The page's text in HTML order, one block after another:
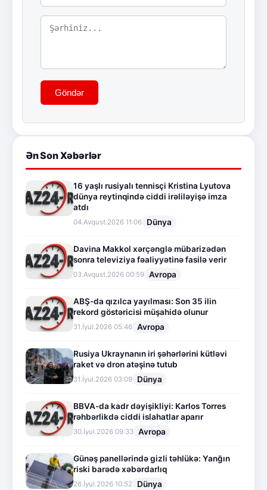
Göndər
Ən Son Xəbərlər
16 yaşlı rusiyalı tennisçi Kristina Lyutova
dünya reytinqində ciddi irəliləyişə imza
atdı
04.Avqust.2026 11:06 Dünya
Davina Makkol xərçənglə mübarizədən
sonra televiziya fəaliyyətinə fasilə verir
03.Avqust.2026 00:59 Avropa
ABŞ-da qızılca yayılması: Son 35 ilin
rekord göstəricisi müşahidə olunur
31.İyul.2026 05:46 Avropa
Rusiya Ukraynanın iri şəhərlərini kütləvi
raket və dron atəşinə tutub
31.İyul.2026 03:09 Dünya
BBVA-da kadr dəyişikliyi: Karlos Torres
rəhbərlikdə ciddi islahatlar aparır
30.İyul.2026 09:33 Avropa
Günəş panellərində gizli təhlükə: Yanğın
riski barədə xəbərdarlıq
26.İyul.2026 10:52 Dünya